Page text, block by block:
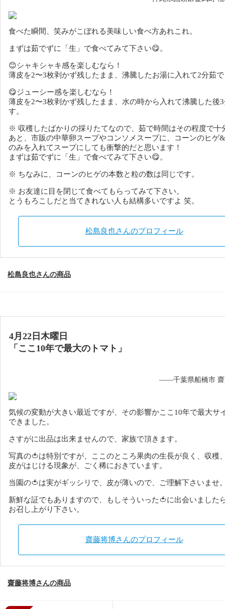
食べた瞬間、笑みがこぼれる美味しい食べ方あれこれ。
まずは茹でずに「生」で食べてみて下さい😋。
😊シャキシャキ感を楽しむなら！
薄皮を2〜3枚剥かず残したまま、沸騰したお湯に入れて2分茹
😋ジューシー感を楽しむなら！
薄皮を2〜3枚剥かず残したまま、水の時から入れて沸騰した後
す。
※ 収穫したばかりの採りたてなので、茹で時間はその程度で十
あと、市販の中華卵スープやコンソメスープに、コーンのヒゲ
のみを入れてスープにしても衝撃的だと思います！
まずは茹でずに「生」で食べてみて下さい😋。
※ ちなみに、コーンのヒゲの本数と粒の数は同じです。
※ お友達に目を閉じて食べてもらってみて下さい。
とうもろこしだと当てきれない人も結構多いですよ 笑。
松島良也さんのプロフィール
松島良也さんの商品
4月22日木曜日
「ここ10年で最大のトマト」
——千葉県船橋市 齋
気候の変動が大きい最近ですが、その影響かここ10年で最大サ
できました。
さすがに出品は出来ませんので、家族で頂きます。
写真の🍅は特別ですが、ここのところ果肉の生長が良く、収穫
皮がはじける現象が、ごく稀におきています。
当園の🍅は実がギッシリで、皮が薄いので、ご理解下さいませ
新鮮な証でもありますので、もしそういった🍅に出会いました
お召し上がり下さい。
齋藤将博さんのプロフィール
齋藤将博さんの商品